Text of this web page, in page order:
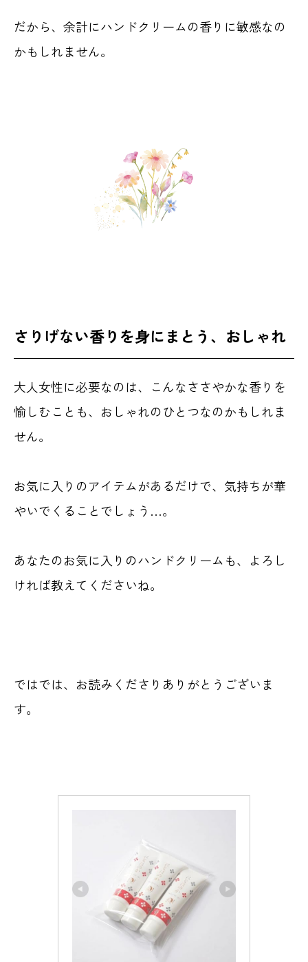
だから、余計にハンドクリームの香りに敏感なの
かもしれません。
さりげない香りを身にまとう、おしゃれ
大人女性に必要なのは、こんなささやかな香りを
愉しむことも、おしゃれのひとつなのかもしれま
せん。
お気に入りのアイテムがあるだけで、気持ちが華
やいでくることでしょう…。
あなたのお気に入りのハンドクリームも、よろし
ければ教えてくださいね。
ではでは、お読みくださりありがとうございま
す。